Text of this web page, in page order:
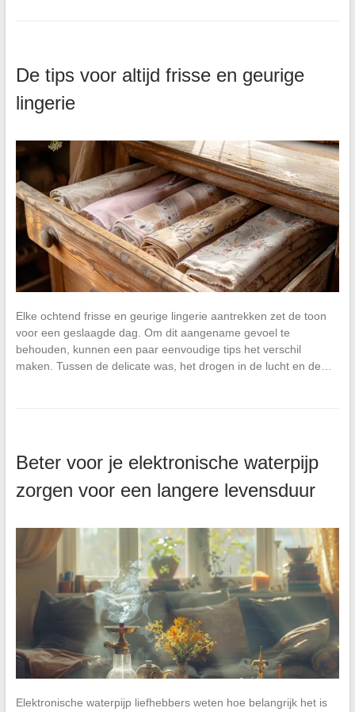
De tips voor altijd frisse en geurige
lingerie
Elke ochtend frisse en geurige lingerie aantrekken zet de toon
voor een geslaagde dag. Om dit aangename gevoel te
behouden, kunnen een paar eenvoudige tips het verschil
maken. Tussen de delicate was, het drogen in de lucht en de…
Beter voor je elektronische waterpijp
zorgen voor een langere levensduur
Elektronische waterpijp liefhebbers weten hoe belangrijk het is